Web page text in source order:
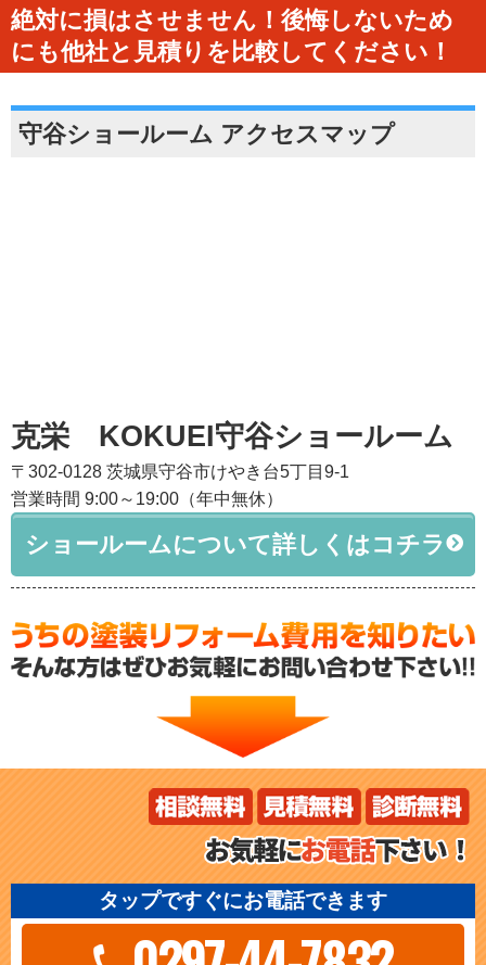
絶対に損はさせません！後悔しないため
にも他社と見積りを比較してください！
守谷ショールーム アクセスマップ
克栄 KOKUEI守谷ショールーム
〒302-0128 茨城県守谷市けやき台5丁目9-1
営業時間 9:00～19:00（年中無休）
ショールームについて詳しくはコチラ
タップですぐにお電話できます